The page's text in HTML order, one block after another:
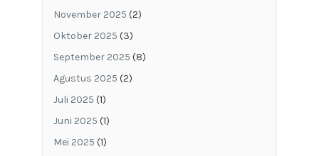
November 2025 (2)
Oktober 2025 (3)
September 2025 (8)
Agustus 2025 (2)
Juli 2025 (1)
Juni 2025 (1)
Mei 2025 (1)